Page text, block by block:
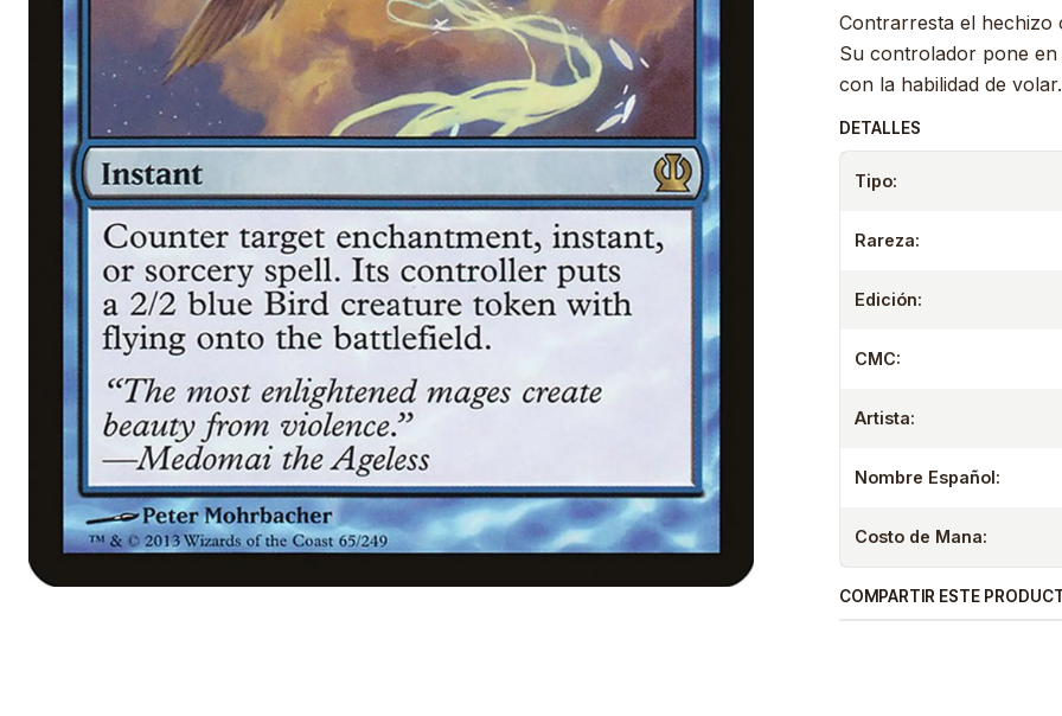
Contrarresta el hechizo
Su controlador pone
con la habilidad de volar.
DETALLES
Tipo:
Rareza:
Edición:
CMC:
Artista:
Nombre Español:
Costo de Mana:
COMPARTIR ESTE